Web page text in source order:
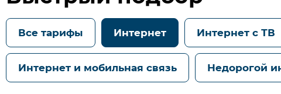
Все тарифы Интернет Интернет с ТВ
Интернет и мобильная связь Недорогой